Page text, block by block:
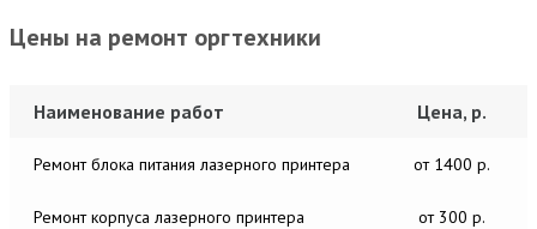
Цены на ремонт оргтехники
Наименование работ Цена, р.
Ремонт блока питания лазерного принтера от 1400 р.
Ремонт корпуса лазерного принтера от 300 р.